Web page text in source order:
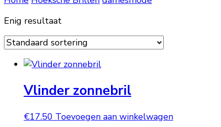
Enig resultaat
Vlinder zonnebril
€17.50 Toevoegen aan winkelwagen